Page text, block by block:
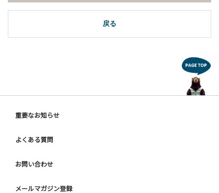
戻る
重要なお知らせ
よくある質問
お問い合わせ
メールマガジン登録